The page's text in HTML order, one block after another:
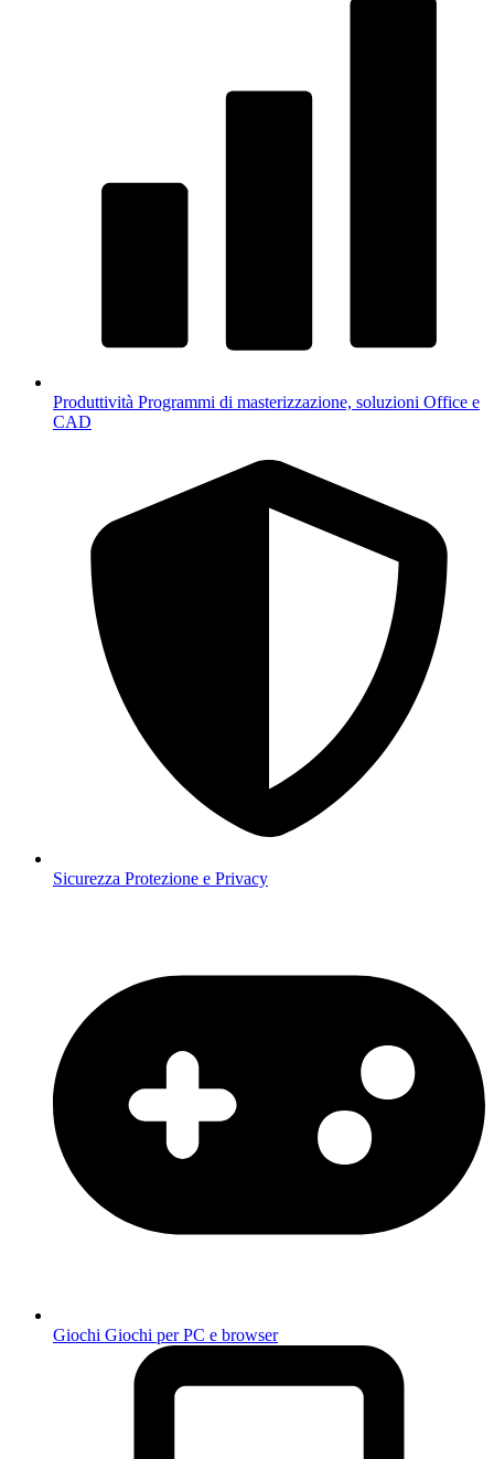
Produttività Programmi di masterizzazione, soluzioni Office e
CAD
Sicurezza Protezione e Privacy
Giochi Giochi per PC e browser